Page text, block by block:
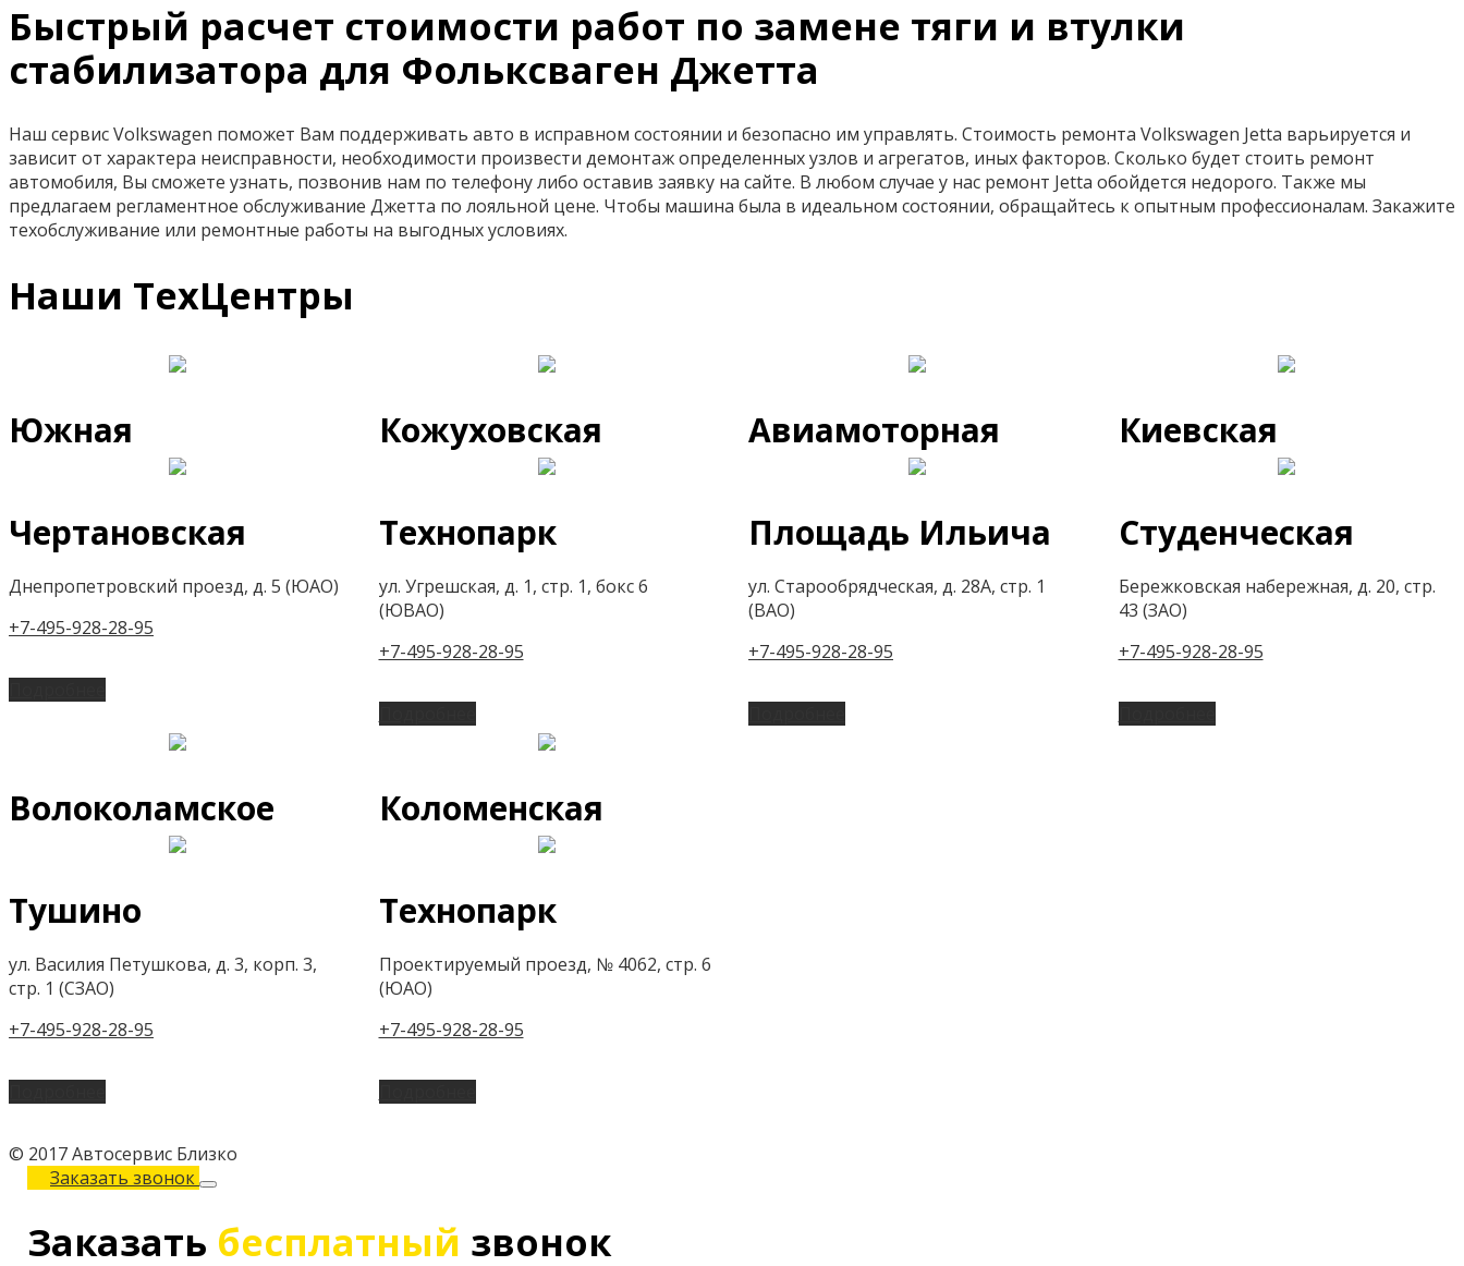
Быстрый расчет стоимости работ по замене тяги и втулки
стабилизатора для Фольксваген Джетта
Наш сервис Volkswagen поможет Вам поддерживать авто в исправном состоянии и безопасно им управлять. Стоимость ремонта Volkswagen Jetta варьируется и
зависит от характера неисправности, необходимости произвести демонтаж определенных узлов и агрегатов, иных факторов. Сколько будет стоить ремонт
автомобиля, Вы сможете узнать, позвонив нам по телефону либо оставив заявку на сайте. В любом случае у нас ремонт Jetta обойдется недорого. Также мы
предлагаем регламентное обслуживание Джетта по лояльной цене. Чтобы машина была в идеальном состоянии, обращайтесь к опытным профессионалам. Закажите
техобслуживание или ремонтные работы на выгодных условиях.
Наши ТехЦентры
Южная
Чертановская
Днепропетровский проезд, д. 5 (ЮАО)
+7-495-928-28-95
Кожуховская
Технопарк
ул. Угрешская, д. 1, стр. 1, бокс 6
(ЮВАО)
+7-495-928-28-95
Авиамоторная
Площадь Ильича
ул. Старообрядческая, д. 28А, стр. 1
(ВАО)
+7-495-928-28-95
Киевская
Студенческая
Бережковская набережная, д. 20, стр.
43 (ЗАО)
+7-495-928-28-95
Волоколамское
Тушино
ул. Василия Петушкова, д. 3, корп. 3,
стр. 1 (СЗАО)
+7-495-928-28-95
Коломенская
Технопарк
Проектируемый проезд, № 4062, стр. 6
(ЮАО)
+7-495-928-28-95
© 2017 Автосервис Близко
Заказать звонок
Заказать бесплатный звонок